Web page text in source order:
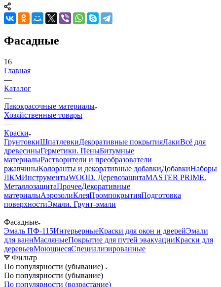
Фасадные
16
Главная
—
Каталог
—
Лакокрасочные материалы
Хозяйственные товары
—
Краски
ГрунтовкиШпатлевкиДекоративные покрытияЛакиВсё для
древесиныГерметики. ПеныБитумные
материалыРастворители и преобразователи
ржавчиныКолоранты и декоративные добавкиДобавкиНаборы
ЛКМИнструментыWOOD. ДеревозащитаMASTER PRIME.
МеталлозащитаПрочееДекоративные
материалыАэрозолиКлеяПромпокрытияПодготовка
поверхностиЭмали. Грунт-эмали
—
Фасадные
Эмаль ПФ-115ИнтерьерныеКраски для окон и дверейЭмали
для ваннМасляныеПокрытие для путей эвакуацииКраски для
деревьевМоющиесяСпециализированные
Фильтр
По популярности (убывание)
По популярности (убывание)
По популярности (возрастание)